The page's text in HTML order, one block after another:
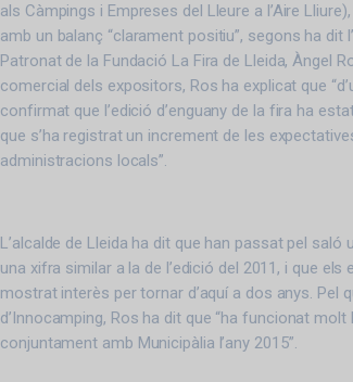
als Càmpings i Empreses del Lleure a l’Aire
amb un balanç “clarament positiu”, segons ha dit
Patronat de la Fundació La Fira de Lleida, Àngel
comercial dels expositors, Ros ha explicat que
confirmat que l’edició d’enguany de la fira ha
que s’ha registrat un increment de les
administracions locals”.
L’alcalde de Lleida ha dit que han passat pel
una xifra similar a la de l’edició del 2011, i que
mostrat interès per tornar d’aquí a dos anys. Pel
d’Innocamping, Ros ha dit que “ha funcionat
conjuntament amb Municipàlia l’any 2015”.